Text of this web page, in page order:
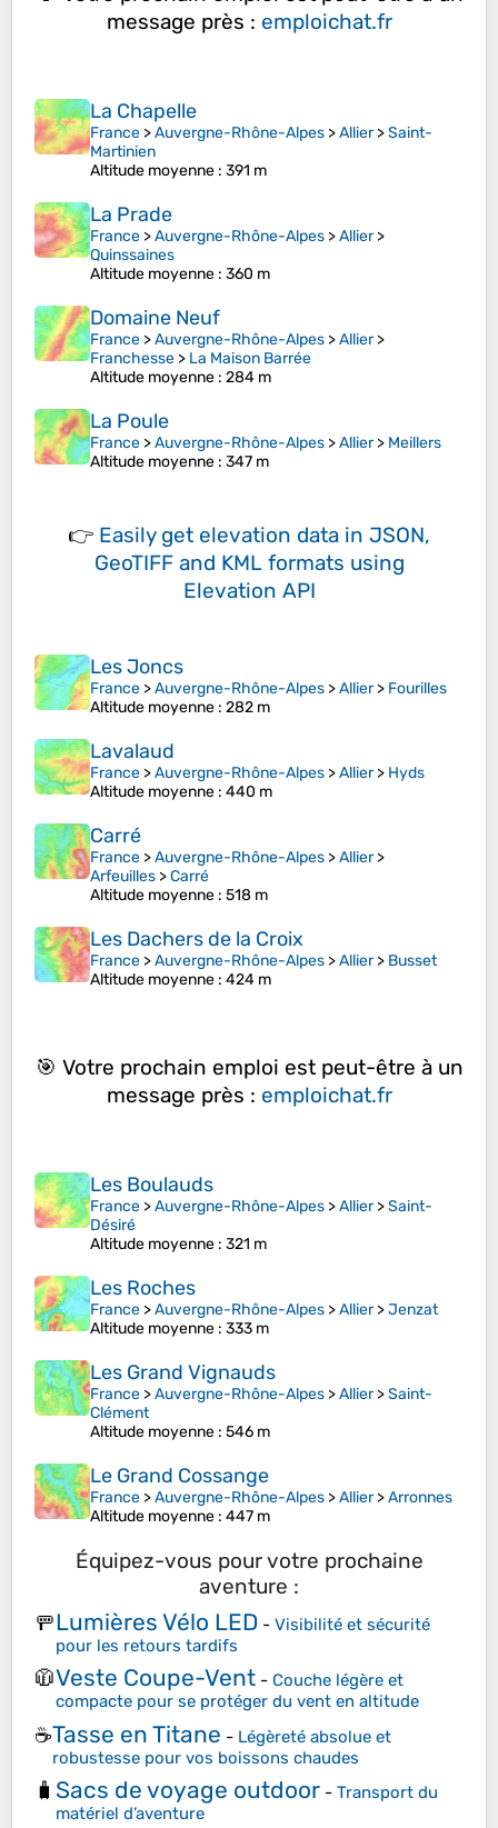
message près : emploichat.fr
La Chapelle
France >Auvergne-Rhône-Alpes >Allier>Saint-
Martinien
Altitude moyenne : 391 m
La Prade
France >Auvergne-Rhône-Alpes >Allier>
Quinssaines
Altitude moyenne : 360 m
Domaine Neuf
France >Auvergne-Rhône-Alpes >Allier>
Franchesse > La Maison Barrée
Altitude moyenne : 284 m
La Poule
France >Auvergne-Rhône-Alpes >Allier> Meillers
Altitude moyenne : 347 m
👉 Easily get elevation data in JSON,
GeoTIFF and KML formats using
Elevation API
Les Joncs
France >Auvergne-Rhône-Alpes >Allier> Fourilles
Altitude moyenne : 282 m
Lavalaud
France >Auvergne-Rhône-Alpes >Allier> Hyds
Altitude moyenne : 440 m
Carré
France >Auvergne-Rhône-Alpes >Allier>
Arfeuilles >Carré
Altitude moyenne : 518 m
Les Dachers de la Croix
France >Auvergne-Rhône-Alpes >Allier> Busset
Altitude moyenne : 424 m
🎯 Votre prochain emploi est peut-être à un
message près : emploichat.fr
Les Boulauds
France >Auvergne-Rhône-Alpes >Allier>Saint-
Désiré
Altitude moyenne : 321 m
Les Roches
France >Auvergne-Rhône-Alpes >Allier>Jenzat
Altitude moyenne : 333 m
Les Grand Vignauds
France >Auvergne-Rhône-Alpes >Allier>Saint-
Clément
Altitude moyenne : 546 m
Le Grand Cossange
France >Auvergne-Rhône-Alpes >Allier>Arronnes
Altitude moyenne : 447 m
Équipez-vous pour votre prochaine
aventure :
🚥Lumières Vélo LED - Visibilité et sécurité
pour les retours tardifs
🧥Veste Coupe-Vent - Couche légère et
compacte pour se protéger du vent en altitude
☕Tasse en Titane - Légèreté absolue et
robustesse pour vos boissons chaudes
🧳 Sacs de voyage outdoor - Transport du
matériel d’aventure